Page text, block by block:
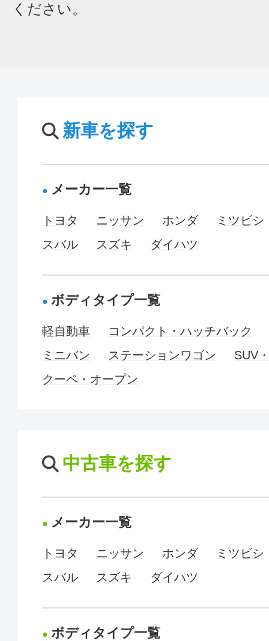
ください。
新車を探す
メーカー一覧
トヨタ ニッサン ホンダ
ミツビシ
スバル
スズキ ダイハツ
ボディタイプ一覧
軽自動車
コンパクト・ハッチバック
ミニバン
ステーションワゴン
SUV
クーペ・オープン
中古車を探す
メーカー一覧
トヨタ ニッサン ホンダ
ミツビシ
スバル
スズキ ダイハツ
ボディタイプ一覧